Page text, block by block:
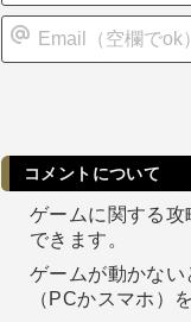
コメントについて
ゲームに関する攻
できます。
ゲームが動かない
（PCかスマホ）